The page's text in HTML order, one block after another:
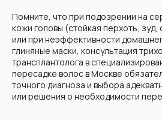
Помните, что при подозрении на
кожи головы (стойкая перхоть,
или при неэффективности
глиняные маски, консультация
трансплантолога в
пересадке волос в Москве
точного диагноза и выбора
или решения о необходимости
Трихопигментация
Консультация трихолога
Контакты
Карта сайта
Блог
*«Meta* (владелец Facebook* и Instagram*) — организация
признана экстремистской, её деятельность запрещена